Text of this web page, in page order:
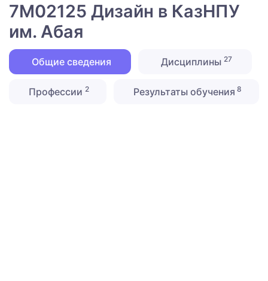
7M02125 Дизайн в КазНПУ
им. Абая
Общие сведения Дисциплины 27
Профессии 2 Результаты обучения 8